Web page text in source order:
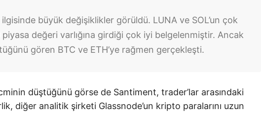
büyük değişiklikler görüldü. LUNA ve SOL’un çok
değeri varlığına girdiği çok iyi belgelenmiştir. Ancak
gören BTC ve ETH’ye rağmen gerçekleşti.
düştüğünü görse de Santiment, trader’lar arasındaki
diğer analitik şirketi Glassnode’un kripto paralarını uzun